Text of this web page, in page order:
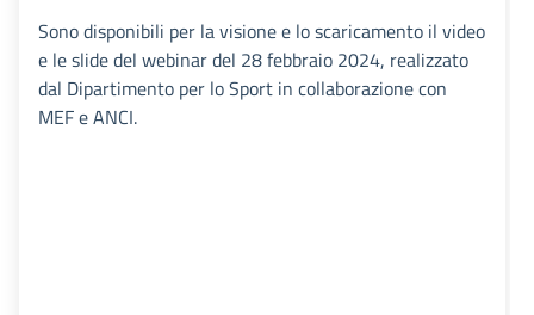
Sono disponibili per la visione e lo scaricamento il video
e le slide del webinar del 28 febbraio 2024, realizzato
dal Dipartimento per lo Sport in collaborazione con
MEF e ANCI.